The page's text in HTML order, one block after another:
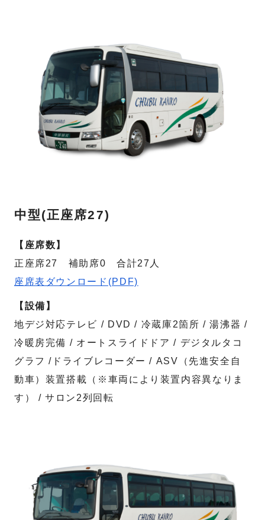
中型(正座席27)
【座席数】
正座席27 補助席0 合計27人
座席表ダウンロード(PDF)
【設備】
地デジ対応テレビ / DVD / 冷蔵庫2箇所 / 湯沸器 /
冷暖房完備 / オートスライドドア / デジタルタコ
グラフ /ドライブレコーダー / ASV（先進安全自
動車）装置搭載（※車両により装置内容異なりま
す） / サロン2列回転